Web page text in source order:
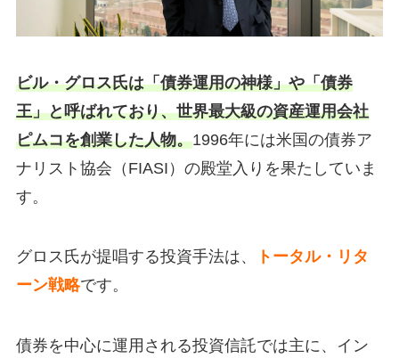
ビル・グロス氏は「債券運用の神様」や「債券
王」と呼ばれており、世界最大級の資産運用会社
ピムコを創業した人物。1996年には米国の債券ア
ナリスト協会（FIASI）の殿堂入りを果たしていま
す。
グロス氏が提唱する投資手法は、
トータル・リタ
ーン戦略です。
債券を中心に運用される投資信託では主に、イン